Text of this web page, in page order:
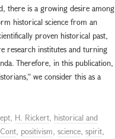
there is a growing desire among
historical science from an
proven historical past,
research institutes and turning
Therefore, in this publication,
we consider this as a
, H. Rickert, historical and
, positivism, science, spirit,